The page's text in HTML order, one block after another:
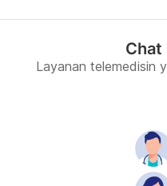
Chat
Layanan telemedisin